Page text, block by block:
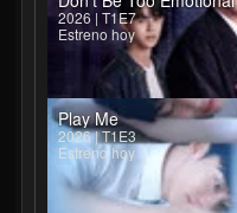
2026 | T1E7
Estreno hoy
Play Me
2026 | T1E3
Estreno hoy